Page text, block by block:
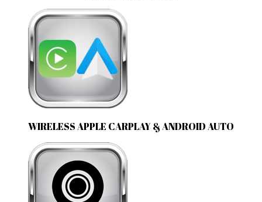
WIRELESS APPLE CARPLAY & ANDROID AUTO